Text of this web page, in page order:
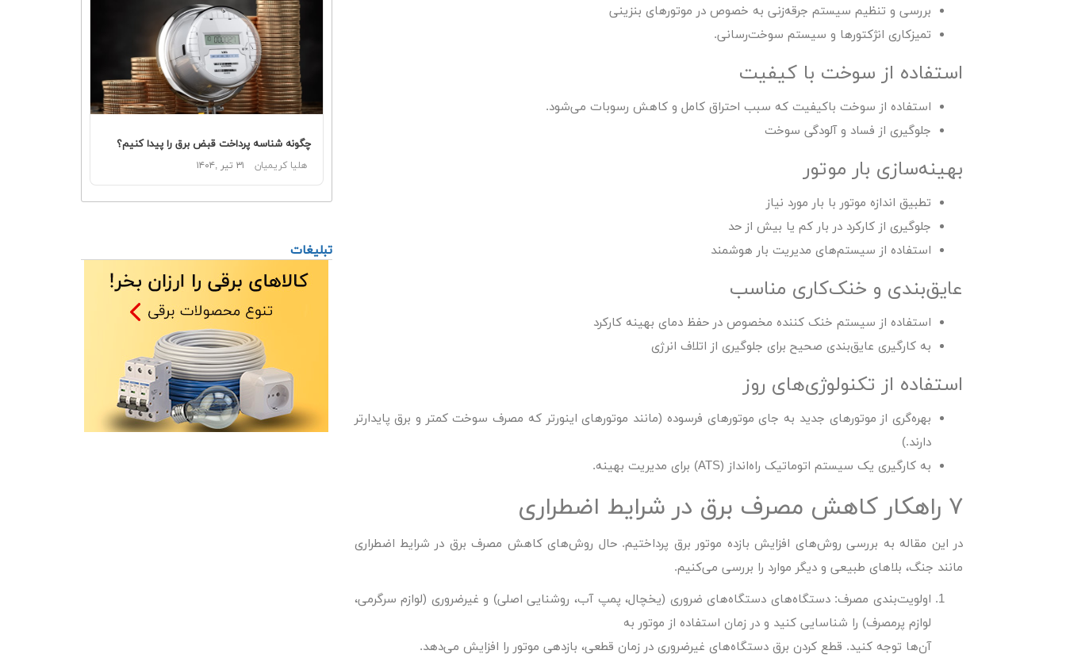
چگونه شناسه پرداخت قبض برق را پیدا کنیم؟
هلیا کریمیان ۳۱ تیر ,۱۴۰۴
تبلیغات
بررسی و تنظیم سیستم جرقه‌زنی به خصوص در موتورهای بنزینی
تمیزکاری انژکتورها و سیستم سوخت‌رسانی.
استفاده از سوخت با کیفیت
استفاده از سوخت باکیفیت که سبب احتراق کامل و کاهش رسوبات می‌شود.
جلوگیری از فساد و آلودگی سوخت
بهینه‌سازی بار موتور
تطبیق اندازه موتور با بار مورد نیاز
جلوگیری از کارکرد در بار کم یا بیش از حد
استفاده از سیستم‌های مدیریت بار هوشمند
عایق‌بندی و خنک‌کاری مناسب
استفاده از سیستم خنک کننده مخصوص در حفظ دمای بهینه کارکرد
به کارگیری عایق‌بندی صحیح برای جلوگیری از اتلاف انرژی
استفاده از تکنولوژی‌های روز
بهره‌گری از موتورهای جدید به جای موتورهای فرسوده (مانند موتورهای اینورتر که مصرف سوخت کمتر و برق پایدارتر
دارند.)
به کارگیری یک سیستم اتوماتیک راه‌انداز (ATS) برای مدیریت بهینه.
۷ راهکار کاهش مصرف برق در شرایط اضطراری
در این مقاله به بررسی روش‌های افزایش بازده موتور برق پرداختیم. حال روش‌های کاهش مصرف برق در شرایط اضطراری
مانند جنگ، بلاهای طبیعی و دیگر موارد را بررسی می‌کنیم.
اولویت‌بندی مصرف: دستگاه‌های دستگاه‌های ضروری (یخچال، پمپ آب، روشنایی اصلی) و غیرضروری (لوازم سرگرمی،
لوازم پرمصرف) را شناسایی کنید و در زمان استفاده از موتور به
آن‌ها توجه کنید. قطع کردن برق دستگاه‌های غیرضروری در زمان قطعی، بازدهی موتور را افزایش می‌دهد.